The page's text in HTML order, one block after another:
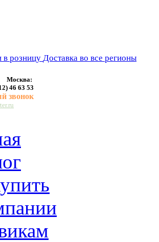
розницу Доставка во все регионы
Москва:
46 63 53
звонок